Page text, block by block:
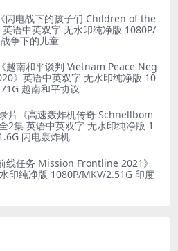
闪电战下的孩子们 Children of the
语中英双字 无水印纯净版 1080P/
争下的儿童
越南和平谈判 Vietnam Peace Neg
》英语中英双字 无水印纯净版 10
越南和平协议
片《高速轰炸机传奇 Schnellbom
2集 英语中英双字 无水印纯净版 1
闪电轰炸机
线任务 Mission Frontline 2021》
印纯净版 1080P/MKV/2.51G 印度